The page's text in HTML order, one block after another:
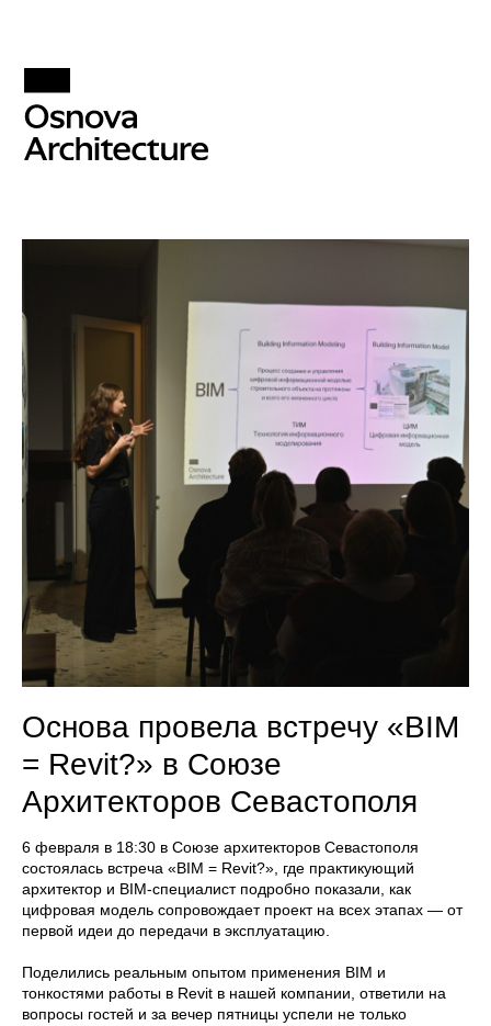
Основа провела встречу «BIM
= Revit?» в Союзе
Архитекторов Севастополя
6 февраля в 18:30 в Союзе архитекторов Севастополя
состоялась встреча «BIM = Revit?», где практикующий
архитектор и BIM‑специалист подробно показали, как
цифровая модель сопровождает проект на всех этапах — от
первой идеи до передачи в эксплуатацию.
Поделились реальным опытом применения BIM и
тонкостями работы в Revit в нашей компании, ответили на
вопросы гостей и за вечер пятницы успели не только